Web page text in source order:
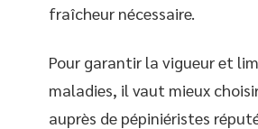
fraîcheur nécessaire.
Pour garantir la vigueur et
maladies, il vaut mieux
auprès de pépiniéristes